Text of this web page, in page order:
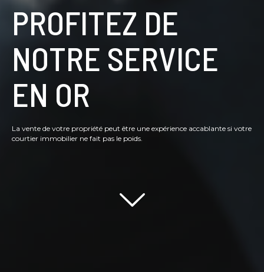
PROFITEZ DE
NOTRE SERVICE
EN OR
La vente de votre propriété peut être une expérience accablante si votre
courtier immobilier ne fait pas le poids.